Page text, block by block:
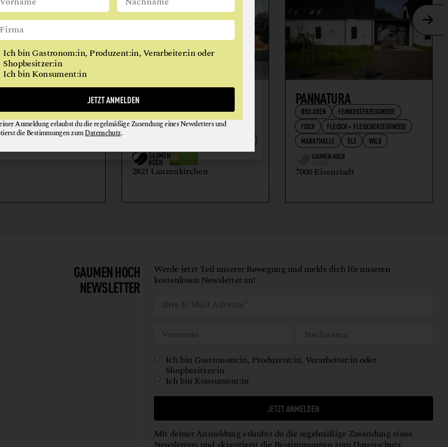
WIEN
an der Donau
BIO-LANDWIRTSCHAFT
LILIENHOF
EIER + EIPRODUKTE
GEMÜSE
2821 Lanzenkirchen
PANNATURA
BIOLADEN
FEINKOSTERZEUGNISSE
FISCH
FLEISCH + FLEISCHERZEUGNISSE
MARKTHALLE
ÖLE WILD
7000 Eisenstadt
GAUMEN HOCH
NEWSLETTER
Werde jetzt Teil unserer Bewegung und melde dich für unseren
kostenlosen Newsletter an!
Ich bin Gastronom:in, Produzent:in, Verarbeiter:in oder
Shopbesitzer:in
Ich bin Konsument:in
JETZT ANMELDEN
Mit deiner Anmeldung erlaubst du die regelmäßige Zusendung eines
Ich bin Gastronom:in, Produzent:in, Verarbeiter:in oder
Shopbesitzer:in
Ich bin Konsument:in
JETZT ANMELDEN
Anmeldung erlaubst du die regelmäßige Zusendung eines Newsletters und
die Bestimmungen zumDatenschutz.